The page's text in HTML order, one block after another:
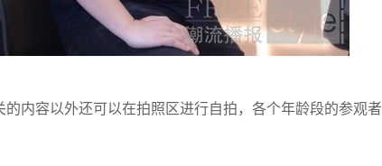
容以外还可以在拍照区进行自拍，各个年龄段的参观者